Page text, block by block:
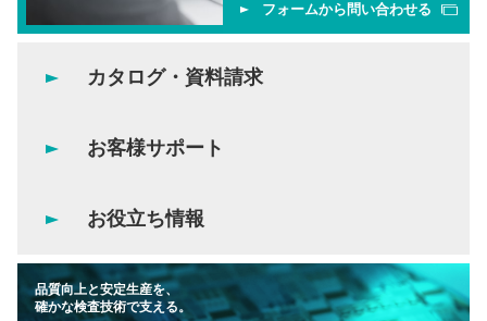
フォームから問い合わせる
カタログ・資料請求
お客様サポート
お役立ち情報
品質向上と安定生産を、
確かな検査技術で支える。